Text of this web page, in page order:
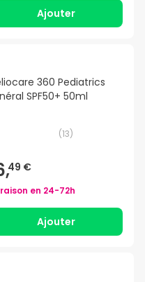
Ajouter
360 Pediatrics
SPF50+ 50ml
(13)
49 €
en 24-72h
Ajouter